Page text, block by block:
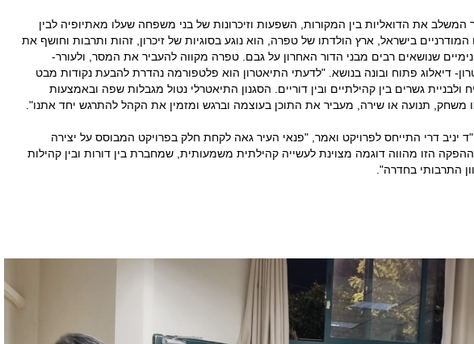
המשלב את הדואליות בין המקורות, השפעות וזיכרונות של בני משפחה שעלו מאתיופיה לבין
בישראל, ארץ הולדתו של טפרה, הוא נוגע בסוגיות של זיכרון, זהות ותרבות וחושף את
שנושאים רבים מבני הדור האחרון על גבם. טפרה מקווה להעביר את המסר, ולעורר-
דיאלוג פתוח ובונה בנושא. "לדעתי התיאטרון הוא פלטפורמה נהדרת להבעת נקודות מבט
ולבניית גשרים בין קהילתיים ובין דוריים. הסגנון התיאטרלי נטול מגבלות שפה ובאמצעות
משחק, תנועה או שירה, מעביר את התוכן בעוצמה וברגש ומזמין את הקהל להתרגש יחד אתנו".
יניב דרי התייחס לפרויקט ואמר, "פנאי העיר גאה לקחת חלק בפרויקט המבוסס על יצירה
הזו מהווה דוגמה מצוינת לעשייה קהילתית משמעותית, שמחברת בין דורות ובין קהילות
התרבותי בחדרה".